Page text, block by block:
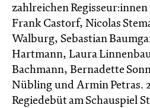
zahlreichen
Frank Castorf, Nicolas
Walburg, Sebastian
Hartmann, Laura
Bachmann, Bernadette
Nübling und Armin Petras.
Regiedebüt am Schauspiel